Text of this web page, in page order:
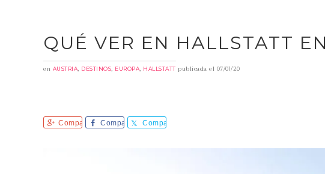
QUÉ VER EN HALLSTATT
en AUSTRIA, DESTINOS, EUROPA, HALLSTATT publicada el 07/01/20
Comparte Comparte Comparte